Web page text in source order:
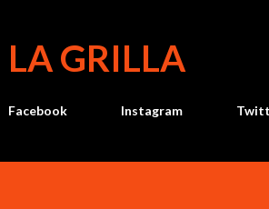
LA GRILLA
Facebook Instagram